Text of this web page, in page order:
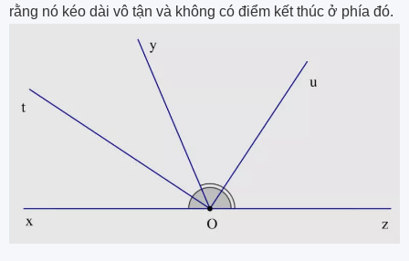
rằng nó kéo dài vô tận và không có điểm kết thúc ở phía đó.